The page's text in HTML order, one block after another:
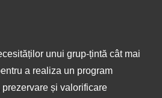
unui grup-țintă cât mai
a realiza un program
și valorificare